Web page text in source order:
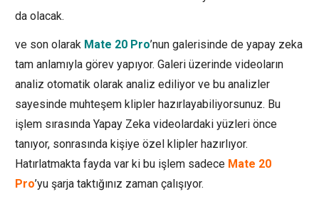
da olacak.
ve son olarak Mate 20 Pro’nun galerisinde de yapay zeka
tam anlamıyla görev yapıyor. Galeri üzerinde videoların
analiz otomatik olarak analiz ediliyor ve bu analizler
sayesinde muhteşem klipler hazırlayabiliyorsunuz. Bu
işlem sırasında Yapay Zeka videolardaki yüzleri önce
tanıyor, sonrasında kişiye özel klipler hazırlıyor.
Hatırlatmakta fayda var ki bu işlem sadece Mate 20
Pro’yu şarja taktığınız zaman çalışıyor.